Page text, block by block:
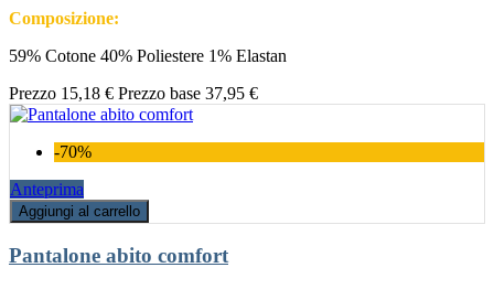
Composizione:
59% Cotone 40% Poliestere 1% Elastan
Prezzo 15,18 € Prezzo base 37,95 €
-70%
Anteprima
Aggiungi al carrello
Pantalone abito comfort